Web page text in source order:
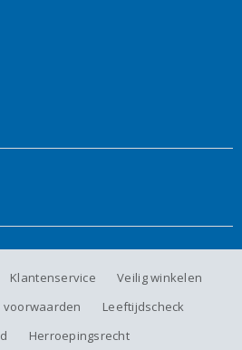
Klantenservice
Veilig winkelen
voorwaarden
Leeftijdscheck
Herroepingsrecht